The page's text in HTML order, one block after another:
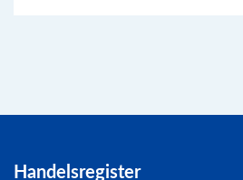
Handelsregister